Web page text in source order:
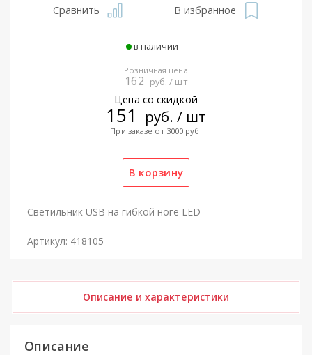
Сравнить В избранное
в наличии
Розничная цена
162 руб. / шт
Цена со скидкой
151 руб. / шт
При заказе от 3000 руб.
Светильник USB на гибкой ноге LED
Артикул: 418105
Описание и характеристики
Описание